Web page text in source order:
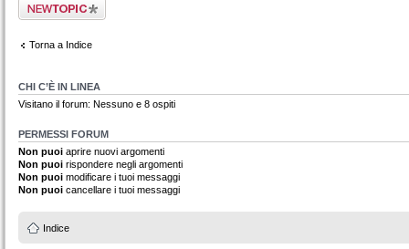
Scrivi un nuovo
argomento
Torna a Indice
CHI C’È IN LINEA
Visitano il forum: Nessuno e 8 ospiti
PERMESSI FORUM
Non puoi aprire nuovi argomenti
Non puoi rispondere negli argomenti
Non puoi modificare i tuoi messaggi
Non puoi cancellare i tuoi messaggi
Indice